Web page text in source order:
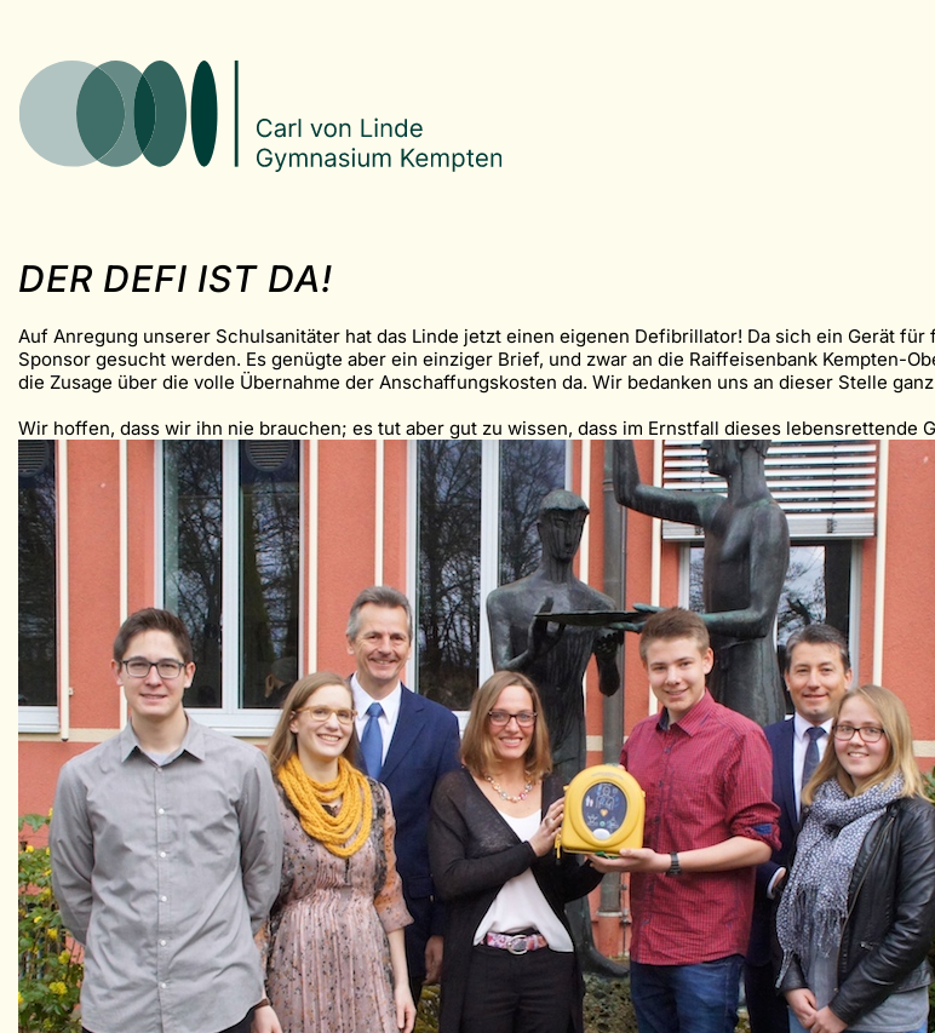
DER DEFI IST DA!
Auf Anregung unserer Schulsanitäter hat das Linde jetzt einen eigenen Defibrillator! Da sich ein Gerät
Sponsor gesucht werden. Es genügte aber ein einziger Brief, und zwar an die Raiffeisenbank Kempten-
die Zusage über die volle Übernahme der Anschaffungskosten da. Wir bedanken uns an dieser Stelle
Wir hoffen, dass wir ihn nie brauchen; es tut aber gut zu wissen, dass im Ernstfall dieses lebensrettende